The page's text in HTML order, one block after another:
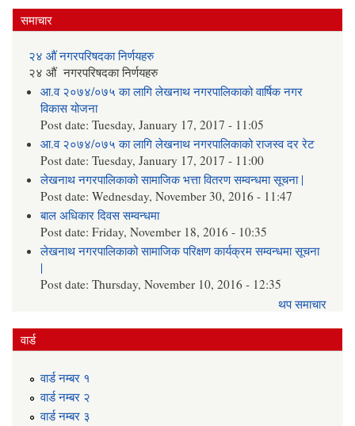
समाचार
२४ औं नगरपरिषदका निर्णयहरु
२४ औं नगरपरिषदका निर्णयहरु
आ.व २०७४/०७५ का लागि लेखनाथ नगरपालिकाको वार्षिक नगर
विकास योजना
Post date:Tuesday, January 17, 2017 - 11:05
आ.व २०७४/०७५ का लागि लेखनाथ नगरपालिकाको राजस्व दर रेट
Post date:Tuesday, January 17, 2017 - 11:00
लेखनाथ नगरपालिकाको सामाजिक भत्ता वितरण सम्वन्धमा सूचना |
Post date:Wednesday, November 30, 2016 - 11:47
बाल अधिकार दिवस सम्वन्धमा
Post date:Friday, November 18, 2016 - 10:35
लेखनाथ नगरपालिकाको सामाजिक परिक्षण कार्यक्रम सम्वन्धमा सूचना
|
Post date:Thursday, November 10, 2016 - 12:35
थप समाचार
वार्ड
वार्ड न‌म्बर १
वार्ड न‌म्बर २
वार्ड न‌म्बर ३